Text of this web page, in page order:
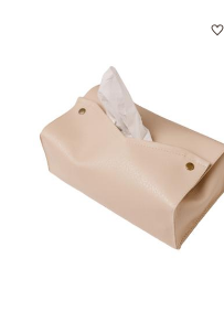
Достоинства
Недостатки